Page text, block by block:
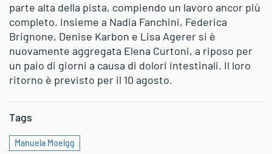
parte alta della pista, compiendo un lavoro ancor più
completo. Insieme a Nadia Fanchini, Federica
Brignone, Denise Karbon e Lisa Agerer si è
nuovamente aggregata Elena Curtoni, a riposo per
un paio di giorni a causa di dolori intestinali. Il loro
ritorno è previsto per il 10 agosto.
Tags
Manuela Moelgg